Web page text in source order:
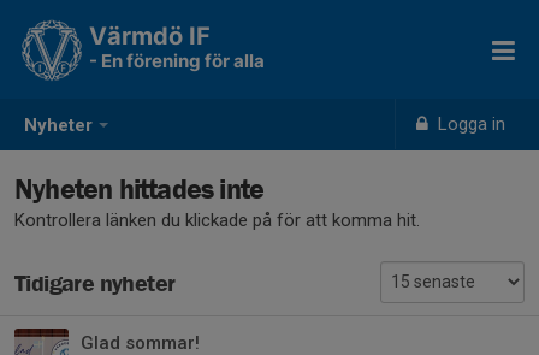
Nyheter Logga in
Värmdö IF
- En förening för alla
Nyheten hittades inte
Kontrollera länken du klickade på för att komma hit.
Tidigare nyheter
Glad sommar!